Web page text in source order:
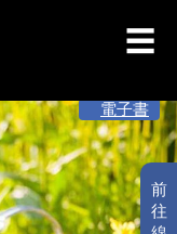
前
往
電子書